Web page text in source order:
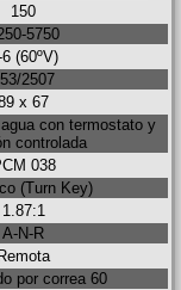
150
5750
6 (60ºV)
2507
x 67
con termostato y
controlada
038
(Turn Key)
1.87:1
A-N-R
por correa 60